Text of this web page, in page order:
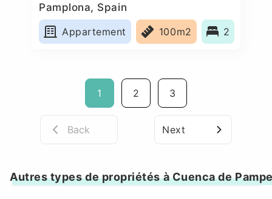
Pamplona, Spain
Appartement
100m2 2
1 2 3
Back Next
Autres types de propriétés à Cuenca de